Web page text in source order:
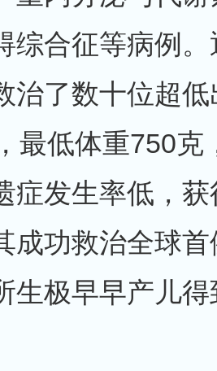
综合征等病例
治了数十位超
最低体重750克
症发生率低，
成功救治全球
生极早早产儿